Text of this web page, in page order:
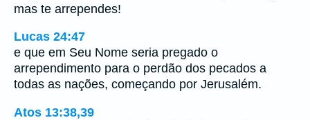
mas te arrependes!
Lucas 24:47
e que em Seu Nome seria pregado o
arrependimento para o perdão dos pecados a
todas as nações, começando por Jerusalém.
Atos 13:38,39